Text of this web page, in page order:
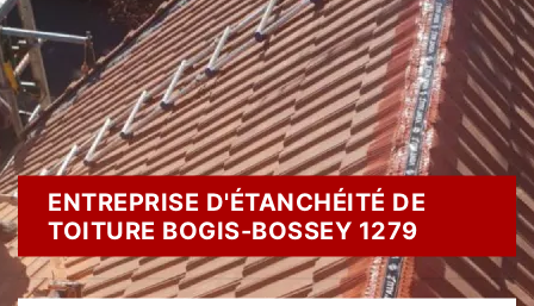
ENTREPRISE D'ÉTANCHÉITÉ DE
TOITURE BOGIS-BOSSEY 1279